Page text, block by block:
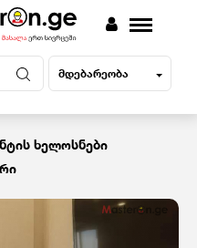
მდებარეობა
ხელოსნები